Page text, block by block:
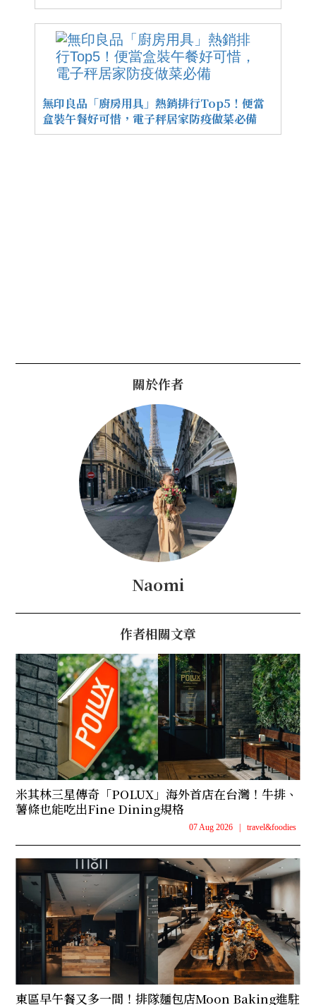
無印良品「廚房用具」熱銷排行Top5！便當
盒裝午餐好可惜，電子秤居家防疫做菜必備
關於作者
Naomi
作者相關文章
米其林三星傳奇「POLUX」海外首店在台灣！牛排、
薯條也能吃出Fine Dining規格
07 Aug 2026 travel&foodies
東區早午餐又多一間！排隊麵包店Moon Baking進駐